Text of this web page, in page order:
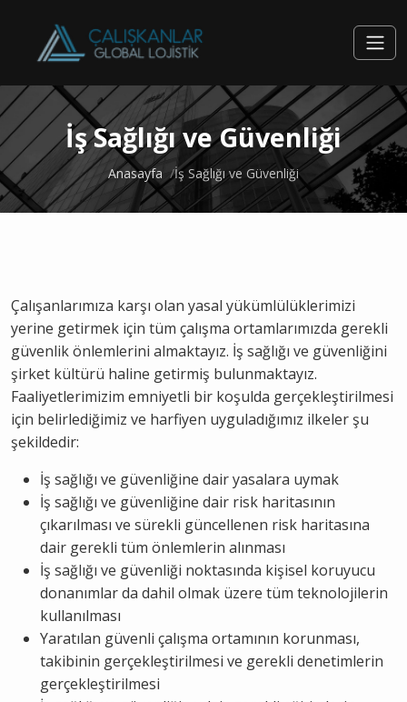
İş Sağlığı ve Güvenliği
Anasayfa İş Sağlığı ve Güvenliği
Çalışanlarımıza karşı olan yasal yükümlülüklerimizi
yerine getirmek için tüm çalışma ortamlarımızda gerekli
güvenlik önlemlerini almaktayız. İş sağlığı ve güvenliğini
şirket kültürü haline getirmiş bulunmaktayız.
Faaliyetlerimizim emniyetli bir koşulda gerçekleştirilmesi
için belirlediğimiz ve harfiyen uyguladığımız ilkeler şu
şekildedir:
İş sağlığı ve güvenliğine dair yasalara uymak
İş sağlığı ve güvenliğine dair risk haritasının
çıkarılması ve sürekli güncellenen risk haritasına
dair gerekli tüm önlemlerin alınması
İş sağlığı ve güvenliği noktasında kişisel koruyucu
donanımlar da dahil olmak üzere tüm teknolojilerin
kullanılması
Yaratılan güvenli çalışma ortamının korunması,
takibinin gerçekleştirilmesi ve gerekli denetimlerin
gerçekleştirilmesi